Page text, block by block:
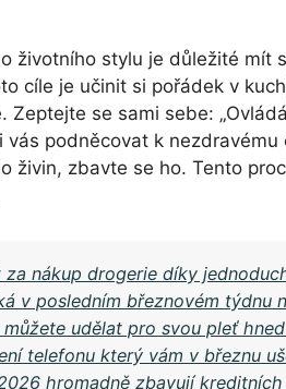
životního stylu je důležité mít
cíle je učinit si pořádek v
Zeptejte se sami sebe:
podněcovat k
živin, zbavte se ho. Tento
nákup drogerie díky
v posledním březnovém týdnu
udělat pro svou pleť
telefonu který vám v březnu
hromadně zbavují